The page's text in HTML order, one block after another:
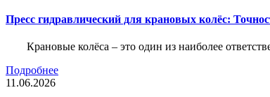
Пресс гидравлический для крановых колёс:
Крановые колёса – это один из наиболее
Подробнее
11.06.2026